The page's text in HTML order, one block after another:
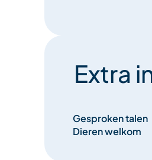
Extra
Gesproken talen
Dieren welkom